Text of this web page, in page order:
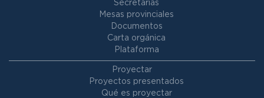
Secretarias
Mesas provinciales
Documentos
Carta orgánica
Plataforma
Proyectar
Proyectos presentados
Qué es proyectar